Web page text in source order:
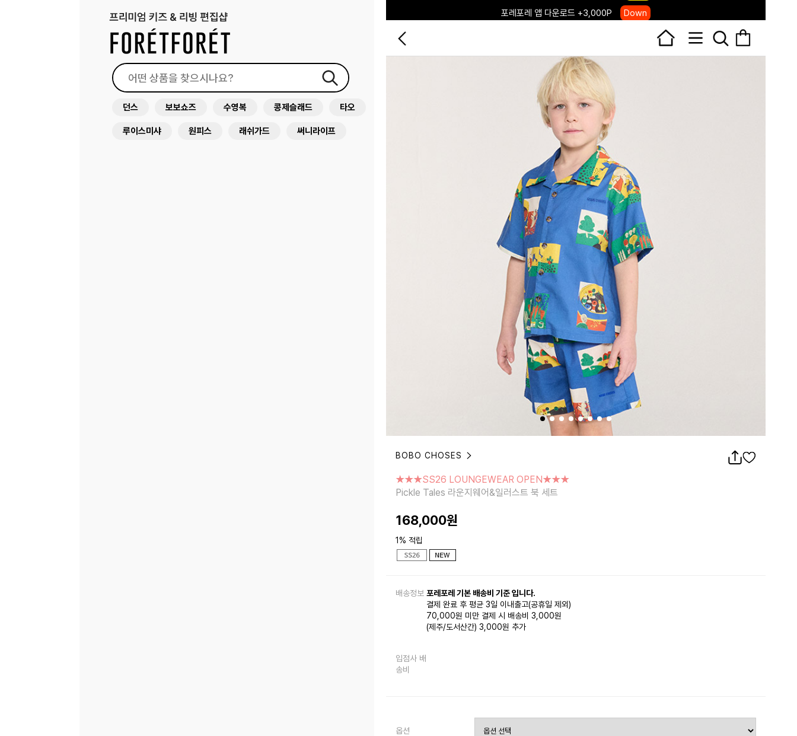
포레포레 앱 다운로드 +3,000P Down
Click
BOBO CHOSES
Pickle Tales 라운지웨어&일러스트 북 세트
★★★SS26 LOUNGEWEAR OPEN★★★
Pickle Tales 라운지웨어&일러스트 북 세트
168,000원
1% 적립
배송정보 포레포레 기본 배송비 기준 입니다.
결제 완료 후 평균 3일 이내출고(공휴일 제외)
70,000원 미만 결제 시 배송비 3,000원
(제주/도서산간) 3,000원 추가
입점사 배
송비
옵션
던스 보보쇼즈 수영복 콩제슬래드 타오
루이스미샤 원피스 래쉬가드 써니라이프